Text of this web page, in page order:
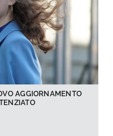
AGGIORNAMENTO